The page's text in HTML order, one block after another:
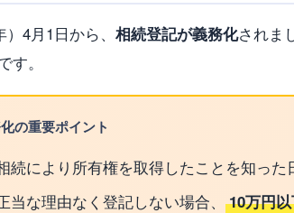
4月1日から、 相続登記が義務化されま
。
の重要ポイント
続により所有権を取得したことを知った
当な理由なく登記しない場合、
10万円